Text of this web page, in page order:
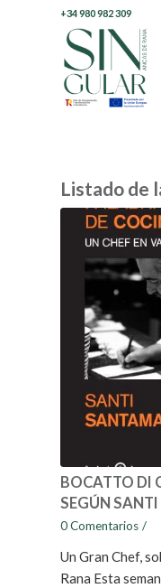
+34 980 982 309
Listado de
BOCATTO DI
SEGÚN
0 Comentarios /
Un Gran Chef,
Rana Esta